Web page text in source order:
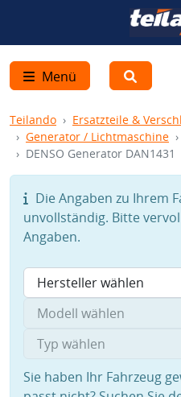
Menü
Teilando Ersatzteile &
Generator / Lichtmaschine
DENSO Generator DAN1431
Die Angaben zu Ihrem
unvollständig. Bitte
Angaben.
Sie haben Ihr Fahrzeug